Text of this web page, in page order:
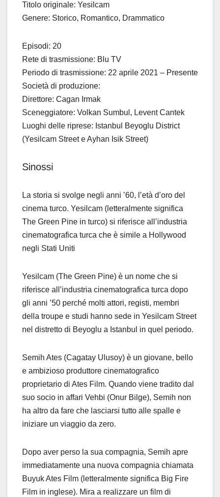
Titolo originale: Yesilcam
Genere: Storico, Romantico, Drammatico
Episodi: 20
Rete di trasmissione: Blu TV
Periodo di trasmissione: 22 aprile 2021 – Presente
Società di produzione:
Direttore: Cagan Irmak
Sceneggiatore: Volkan Sumbul, Levent Cantek
Luoghi delle riprese: Istanbul Beyoglu District
(Yesilcam Street e Ayhan Isik Street)
Sinossi
La storia si svolge negli anni ’60, l’età d’oro del
cinema turco. Yesilcam (letteralmente significa
The Green Pine in turco) si riferisce all’industria
cinematografica turca che è simile a Hollywood
negli Stati Uniti
Yesilcam (The Green Pine) è un nome che si
riferisce all’industria cinematografica turca dopo
gli anni ’50 perché molti attori, registi, membri
della troupe e studi hanno sede in Yesilcam Street
nel distretto di Beyoglu a Istanbul in quel periodo.
Semih Ates (Cagatay Ulusoy) è un giovane, bello
e ambizioso produttore cinematografico
proprietario di Ates Film. Quando viene tradito dal
suo socio in affari Vehbi (Onur Bilge), Semih non
ha altro da fare che lasciarsi tutto alle spalle e
iniziare un viaggio da zero.
Dopo aver perso la sua compagnia, Semih apre
immediatamente una nuova compagnia chiamata
Buyuk Ates Film (letteralmente significa Big Fire
Film in inglese). Mira a realizzare un film di